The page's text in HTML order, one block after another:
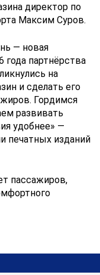
директор по
Максим Суров.
— новая
партнёрства
на
и сделать его
Гордимся
развивать
удобнее» —
печатных изданий
пассажиров,